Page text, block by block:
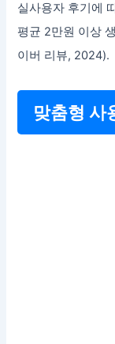
실사용자 후기에
평균 2만원 이상
이버 리뷰, 2024).
맞춤형 사